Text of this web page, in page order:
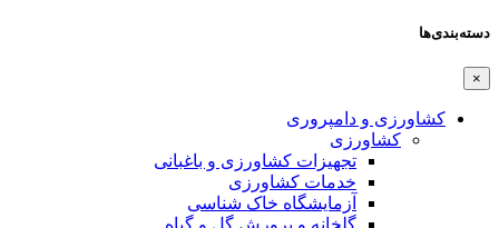
دسته‌بندی‌ها
×
کشاورزی و دامپروری
کشاورزی
تجهیزات کشاورزی و باغبانی
خدمات کشاورزی
آزمایشگاه خاک شناسی